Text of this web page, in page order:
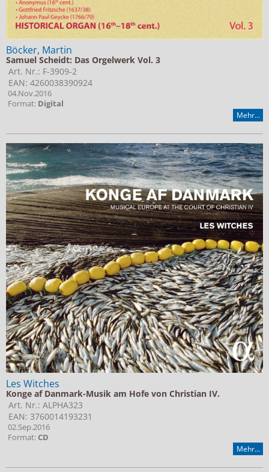
Böcker, Martin
Samuel Scheidt: Das Orgelwerk Vol. 3
Art. Nr.: F-3909-2
EAN: 4260038390924
04.Nov.2016
Format: Digital
Mehr...
Les Witches
Konge af Danmark-Musik am Hofe von Christian IV.
Art. Nr.: ALPHA323
EAN: 3760014193231
02.Sep.2016
Format:CD
Mehr...